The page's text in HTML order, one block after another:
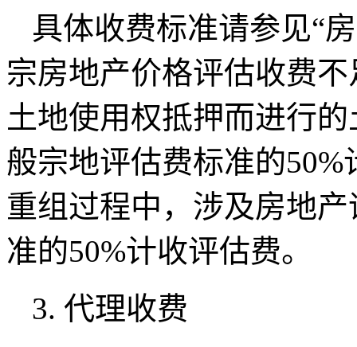
具体收费标准请参见“
宗房地产价格评估收费
土地使用权抵押而进行
般宗地评估费标准的
重组过程中，涉及房地
准的50%计收评估费。
3. 代理收费